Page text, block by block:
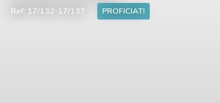
Ref: 17/132-17/137 PROFICIAT!